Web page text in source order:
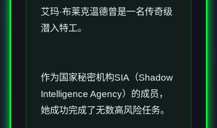
艾玛·布莱克温德曾是一名传奇级
潜入特工。
作为国家秘密机构SIA（Shadow
Intelligence Agency）的成员，
她成功完成了无数高风险任务。